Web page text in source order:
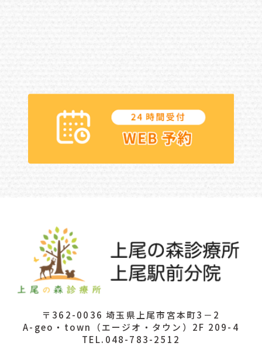
〒362-0036 埼玉県上尾市宮本町3－2
A-geo・town（エージオ・タウン）2F 209-4
TEL.048-783-2512